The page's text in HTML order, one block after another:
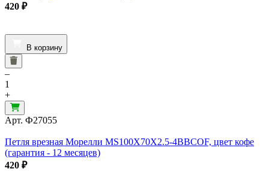
420 ₽
В корзину
–
1
+
Арт. Ф27055
Петля врезная Морелли MS100X70X2.5-4BBCOF, цвет кофе
(гарантия - 12 месяцев)
420 ₽